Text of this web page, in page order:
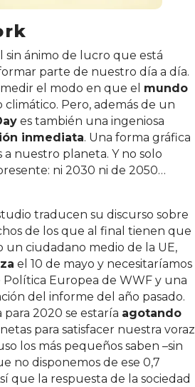
sin ánimo de lucro que está
parte de nuestro día a día.
el modo en que el mundo
Pero, además de un
es también una ingeniosa
inmediata. Una forma gráfica
nuestro planeta. Y no solo
ni 2030 ni de 2050…
traducen su discurso sobre
de los que al final tienen que
un ciudadano medio de la UE,
el 10 de mayo y necesitaríamos
Política Europea de WWF y una
del informe del año pasado.
2020 se estaría agotando
para satisfacer nuestra voraz
los más pequeños saben –sin
no disponemos de ese 0,7
que la respuesta de la sociedad